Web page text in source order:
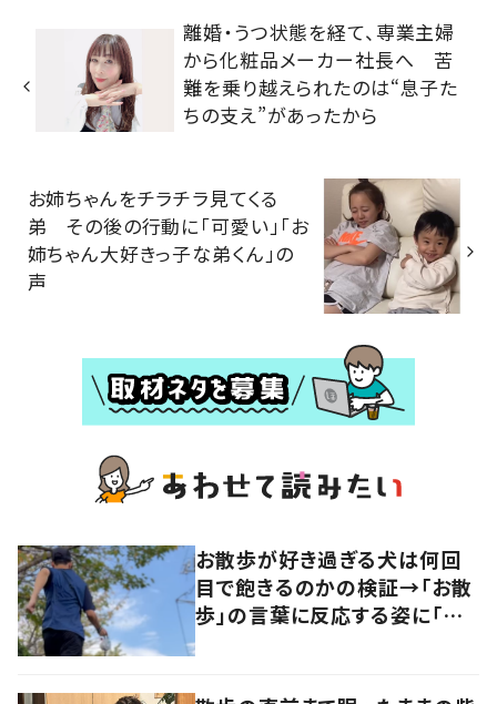
離婚・うつ状態を経て、専業主婦
から化粧品メーカー社長へ 苦
難を乗り越えられたのは“息子た
ちの支え”があったから
お姉ちゃんをチラチラ見てくる
弟 その後の行動に「可愛い」「お
姉ちゃん大好きっ子な弟くん」の
声
お散歩が好き過ぎる犬は何回
目で飽きるのかの検証→「お散
歩」の言葉に反応する姿に「可